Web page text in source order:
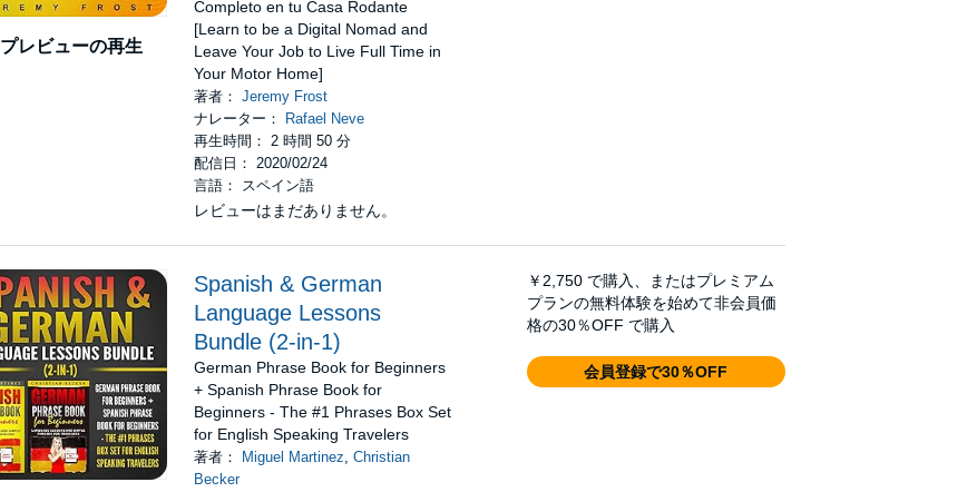
プレビューの再生
Completo en tu Casa Rodante
[Learn to be a Digital Nomad and
Leave Your Job to Live Full Time in
Your Motor Home]
著者：Jeremy Frost
ナレーター：
Rafael Neve
再生時間： 2 時間 50 分
配信日： 2020/02/24
言語： スペイン語
レビューはまだありません。
Spanish & German
Language Lessons
Bundle (2-in-1)
German Phrase Book for Beginners
+ Spanish Phrase Book for
Beginners - The #1 Phrases Box Set
for English Speaking Travelers
著者： Miguel Martinez,Christian
Becker
￥2,750 で購入、またはプレミアム
プランの無料体験を始めて非会員価
格の30％OFF で購入
会員登録で30％OFF